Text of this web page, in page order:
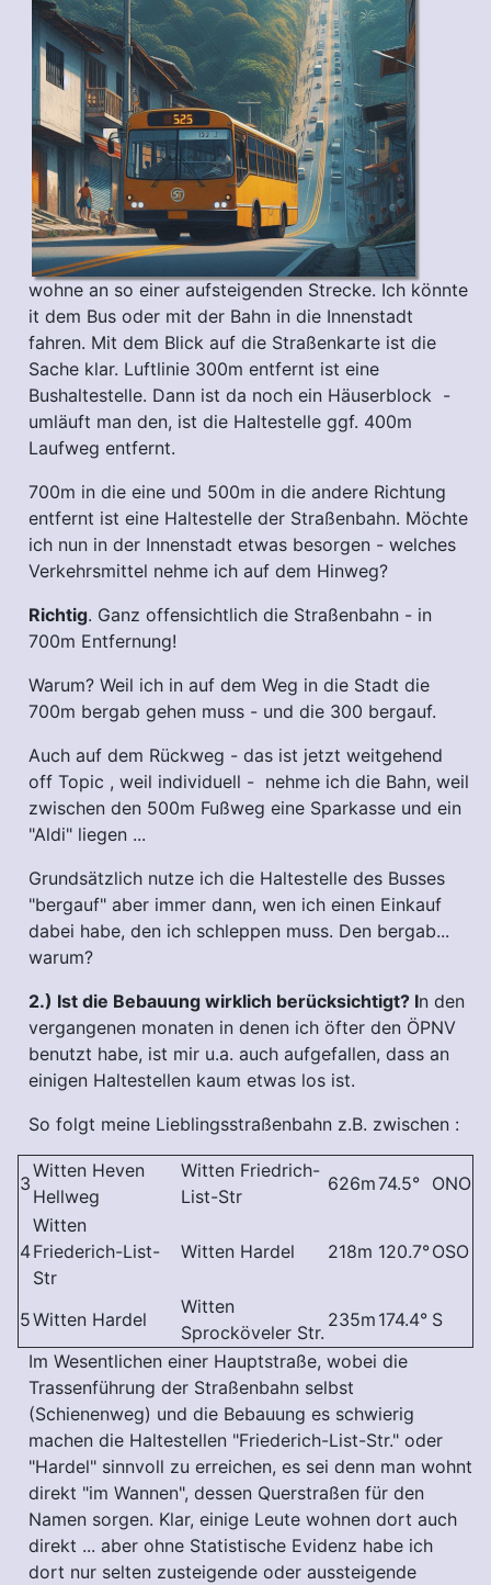
wohne an so einer aufsteigenden Strecke. Ich könnte
it dem Bus oder mit der Bahn in die Innenstadt
fahren. Mit dem Blick auf die Straßenkarte ist die
Sache klar. Luftlinie 300m entfernt ist eine
Bushaltestelle. Dann ist da noch ein Häuserblock -
umläuft man den, ist die Haltestelle ggf. 400m
Laufweg entfernt.
700m in die eine und 500m in die andere Richtung
entfernt ist eine Haltestelle der Straßenbahn. Möchte
ich nun in der Innenstadt etwas besorgen - welches
Verkehrsmittel nehme ich auf dem Hinweg?
Richtig. Ganz offensichtlich die Straßenbahn - in
700m Entfernung!
Warum? Weil ich in auf dem Weg in die Stadt die
700m bergab gehen muss - und die 300 bergauf.
Auch auf dem Rückweg - das ist jetzt weitgehend
off Topic , weil individuell - nehme ich die Bahn, weil
zwischen den 500m Fußweg eine Sparkasse und ein
"Aldi" liegen ...
Grundsätzlich nutze ich die Haltestelle des Busses
"bergauf" aber immer dann, wen ich einen Einkauf
dabei habe, den ich schleppen muss. Den bergab...
warum?
2.) Ist die Bebauung wirklich berücksichtigt? In den
vergangenen monaten in denen ich öfter den ÖPNV
benutzt habe, ist mir u.a. auch aufgefallen, dass an
einigen Haltestellen kaum etwas los ist.
So folgt meine Lieblingsstraßenbahn z.B. zwischen :
3
Witten Heven
Hellweg
Witten Friedrich-
List-Str
626m74.5° ONO
4
Witten
Friederich-List-
Str
Witten Hardel 218m 120.7°OSO
5Witten Hardel
Witten
Sprocköveler Str.
235m 174.4° S
Im Wesentlichen einer Hauptstraße, wobei die
Trassenführung der Straßenbahn selbst
(Schienenweg) und die Bebauung es schwierig
machen die Haltestellen "Friederich-List-Str." oder
"Hardel" sinnvoll zu erreichen, es sei denn man wohnt
direkt "im Wannen", dessen Querstraßen für den
Namen sorgen. Klar, einige Leute wohnen dort auch
direkt ... aber ohne Statistische Evidenz habe ich
dort nur selten zusteigende oder aussteigende